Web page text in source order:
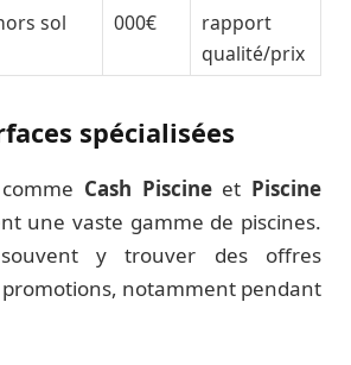
sol
000€
rapport
qualité/prix
spécialisées
Cash Piscineet Piscine
une vaste gamme de piscines.
y trouver des offres
promotions, notamment pendant